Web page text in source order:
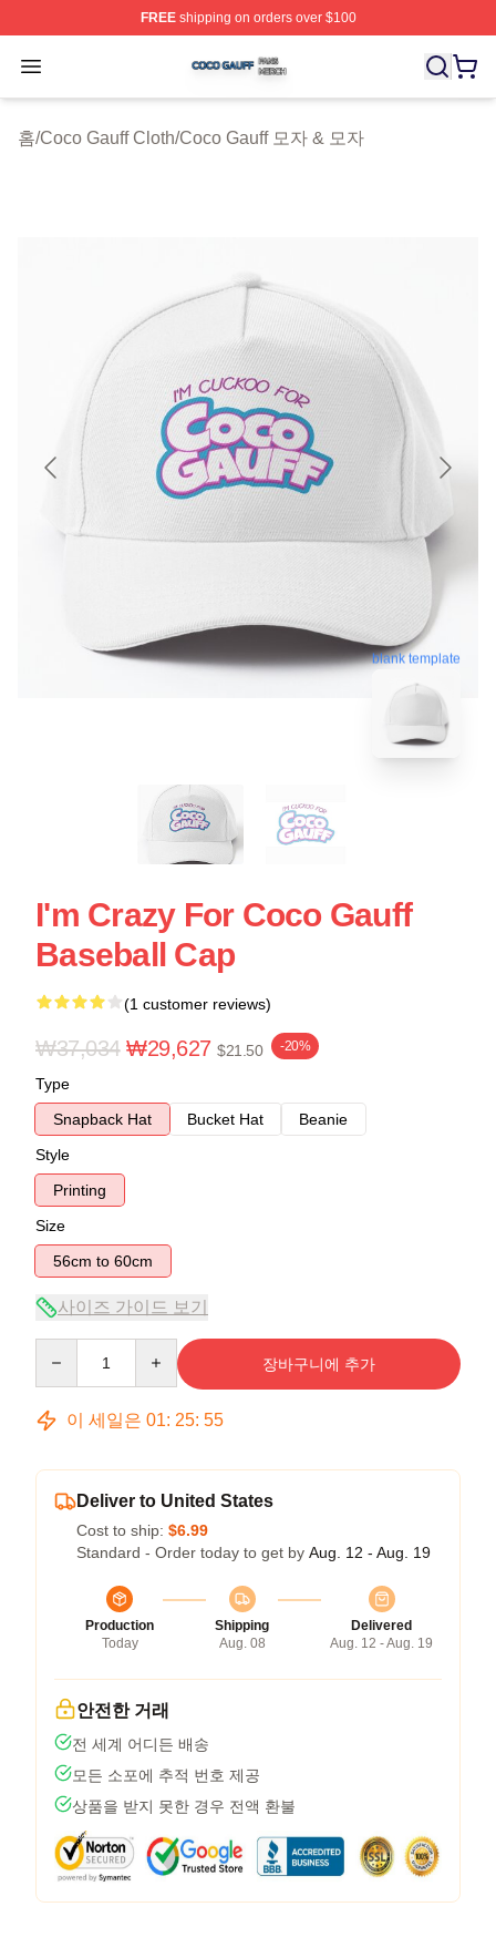
FREEshipping on orders over $100
Open menu
Coco Gauff Shop ⚡️ Officially Licensed Coco Gauff
홈/Coco Gauff Cloth/Coco Gauff 모자 & 모자
blank template
I'm Crazy For Coco Gauff
Baseball Cap
(1 customer reviews)
₩37,034 ₩29,627 $21.50 -20%
Type
Snapback Hat
Bucket Hat
Beanie
Style
Printing
Size
56cm to 60cm
사이즈 가이드 보기
장바구니에 추가
이 세일은 01: 25: 54
Deliver to United States
Cost to ship: $6.99
Standard - Order today to get by Aug. 12 - Aug. 19
Production
Today
Shipping
Aug. 08
Delivered
Aug. 12 - Aug. 19
안전한 거래
전 세계 어디든 배송
모든 소포에 추적 번호 제공
상품을 받지 못한 경우 전액 환불